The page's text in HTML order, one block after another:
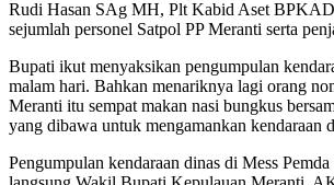
Rudi Hasan SAg MH, Plt Kabid Aset
sejumlah personel Satpol PP Meranti serta
Bupati ikut menyaksikan pengumpulan
malam hari. Bahkan menariknya lagi orang
Meranti itu sempat makan nasi bungkus
yang dibawa untuk mengamankan kendaraan
Pengumpulan kendaraan dinas di Mess